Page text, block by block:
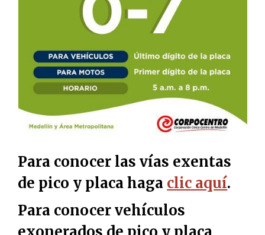
Para conocer las vías exentas
de pico y placa haga clic aquí.
Para conocer vehículos